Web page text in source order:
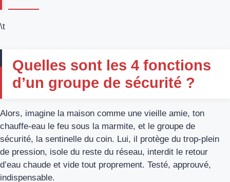
\t
Quelles sont les 4 fonctions
d’un groupe de sécurité ?
Alors, imagine la maison comme une vieille amie, ton
chauffe-eau le feu sous la marmite, et le groupe de
sécurité, la sentinelle du coin. Lui, il protège du trop-plein
de pression, isole du reste du réseau, interdit le retour
d’eau chaude et vide tout proprement. Testé, approuvé,
indispensable.